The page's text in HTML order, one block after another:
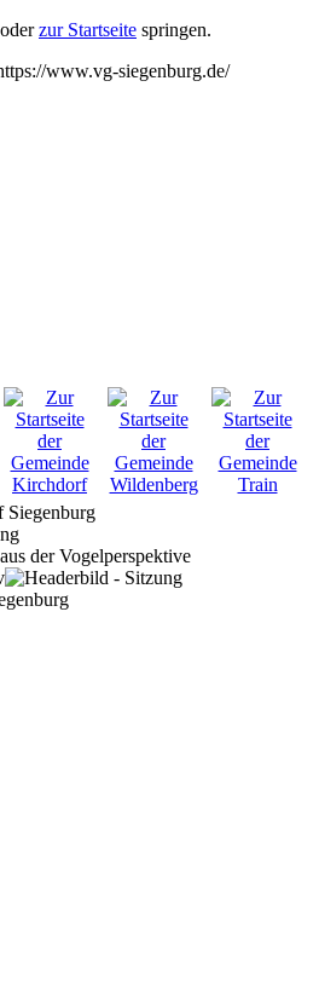
oderzur Startseite springen.
www.vg-siegenburg.de/